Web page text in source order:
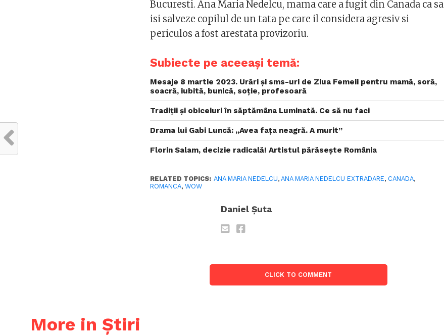
Bucuresti. Ana Maria Nedelcu, mama care a fugit din Canada ca sa
isi salveze copilul de un tata pe care il considera agresiv si
periculos a fost arestata provizoriu.
Subiecte pe aceeași temă:
Mesaje 8 martie 2023. Urări și sms-uri de Ziua Femeii pentru mamă, soră,
soacră, iubită, bunică, soție, profesoară
Tradiții și obiceiuri în săptămâna Luminată. Ce să nu faci
Drama lui Gabi Luncă: „Avea faţa neagră. A murit”
Florin Salam, decizie radicală! Artistul părăsește România
RELATED TOPICS: ANA MARIA NEDELCU,ANA MARIA NEDELCU EXTRADARE, CANADA,
ROMANCA,WOW
Daniel Șuta
CLICK TO COMMENT
More in Știri